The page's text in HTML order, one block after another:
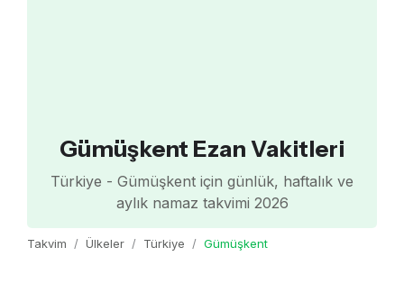
Gümüşkent Ezan Vakitleri
Türkiye - Gümüşkent için günlük, haftalık ve
aylık namaz takvimi 2026
Takvim Ülkeler Türkiye Gümüşkent